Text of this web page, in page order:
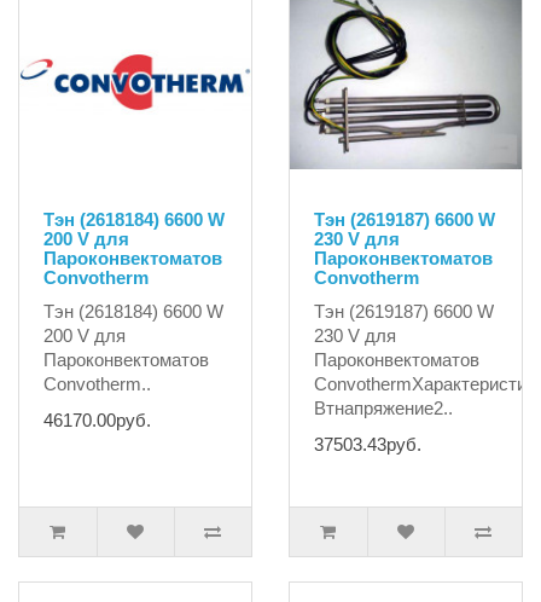
Тэн (2618184) 6600 W
200 V для
Пароконвектоматов
Convotherm
Тэн (2618184) 6600 W
200 V для
Пароконвектоматов
Convotherm..
46170.00руб.
Тэн (2619187) 6600 W
230 V для
Пароконвектоматов
Convotherm
Тэн (2619187) 6600 W
230 V для
Пароконвектоматов
Втнапряжение2..
37503.43руб.